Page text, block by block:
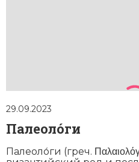
29.09.2023
Палеоло́ги
Палеоло́ги (греч.